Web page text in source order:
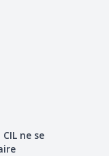
ne se